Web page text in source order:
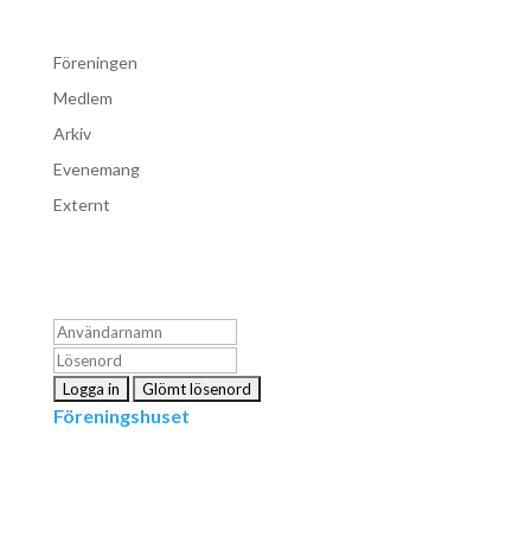
Föreningen
Medlem
Arkiv
Evenemang
Externt
Föreningshuset